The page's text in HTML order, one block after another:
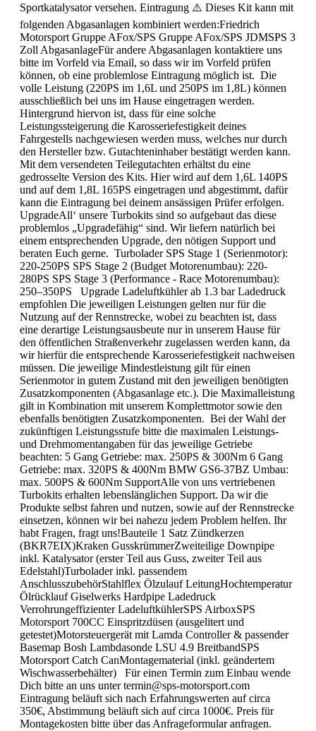
Sportkatalysator versehen. Eintragung ⚠️ Dieses Kit kann mit
folgenden Abgasanlagen kombiniert werden:Friedrich
Motorsport Gruppe AFox/SPS Gruppe AFox/SPS JDMSPS 3
Zoll AbgasanlageFür andere Abgasanlagen kontaktiere uns
bitte im Vorfeld via Email, so dass wir im Vorfeld prüfen
können, ob eine problemlose Eintragung möglich ist. Die
volle Leistung (220PS im 1,6L und 250PS im 1,8L) können
ausschließlich bei uns im Hause eingetragen werden.
Hintergrund hiervon ist, dass für eine solche
Leistungssteigerung die Karosseriefestigkeit deines
Fahrgestells nachgewiesen werden muss, welches nur durch
den Hersteller bzw. Gutachteninhaber bestätigt werden kann.
Mit dem versendeten Teilegutachten erhältst du eine
gedrosselte Version des Kits. Hier wird auf dem 1,6L 140PS
und auf dem 1,8L 165PS eingetragen und abgestimmt, dafür
kann die Eintragung bei deinem ansässigen Prüfer erfolgen.
UpgradeAll‘ unsere Turbokits sind so aufgebaut das diese
problemlos „Upgradefähig“ sind. Wir liefern natürlich bei
einem entsprechenden Upgrade, den nötigen Support und
beraten Euch gerne. Turbolader SPS Stage 1 (Serienmotor):
220-250PS SPS Stage 2 (Budget Motorenumbau): 220-
280PS SPS Stage 3 (Performance - Race Motorenumbau):
250–350PS Upgrade Ladeluftkühler ab 1.3 bar Ladedruck
empfohlen Die jeweiligen Leistungen gelten nur für die
Nutzung auf der Rennstrecke, wobei zu beachten ist, dass
eine derartige Leistungsausbeute nur in unserem Hause für
den öffentlichen Straßenverkehr zugelassen werden kann, da
wir hierfür die entsprechende Karosseriefestigkeit nachweisen
müssen. Die jeweilige Mindestleistung gilt für einen
Serienmotor in gutem Zustand mit den jeweiligen benötigten
Zusatzkomponenten (Abgasanlage etc.). Die Maximalleistung
gilt in Kombination mit unserem Komplettmotor sowie den
ebenfalls benötigten Zusatzkomponenten. Bei der Wahl der
zukünftigen Leistungsstufe bitte die maximalen Leistungs-
und Drehmomentangaben für das jeweilige Getriebe
beachten: 5 Gang Getriebe: max. 250PS & 300Nm 6 Gang
Getriebe: max. 320PS & 400Nm BMW GS6-37BZ Umbau:
max. 500PS & 600Nm SupportAlle von uns vertriebenen
Turbokits erhalten lebenslänglichen Support. Da wir die
Produkte selbst fahren und nutzen, sowie auf der Rennstrecke
einsetzen, können wir bei nahezu jedem Problem helfen. Ihr
habt Fragen, fragt uns!Bauteile 1 Satz Zündkerzen
(BKR7EIX)Kraken GusskrümmerZweiteilige Downpipe
inkl. Katalysator (erster Teil aus Guss, zweiter Teil aus
Edelstahl)Turbolader inkl. passendem
AnschlusszubehörStahlflex Ölzulauf LeitungHochtemperatur
Ölrücklauf Giselwerks Hardpipe Ladedruck
Verrohrungeffizienter LadeluftkühlerSPS AirboxSPS
Motorsport 700CC Einspritzdüsen (ausgelitert und
getestet)Motorsteuergerät mit Lamda Controller & passender
Basemap Bosh Lambdasonde LSU 4.9 BreitbandSPS
Motorsport Catch CanMontagematerial (inkl. geändertem
Wischwasserbehälter) Für einen Termin zum Einbau wende
Dich bitte an uns unter termin@sps-motorsport.com
Eintragung beläuft sich nach Erfahrungswerten auf circa
350€, Abstimmung beläuft sich auf circa 1000€. Preis für
Montagekosten bitte über das Anfrageformular anfragen.